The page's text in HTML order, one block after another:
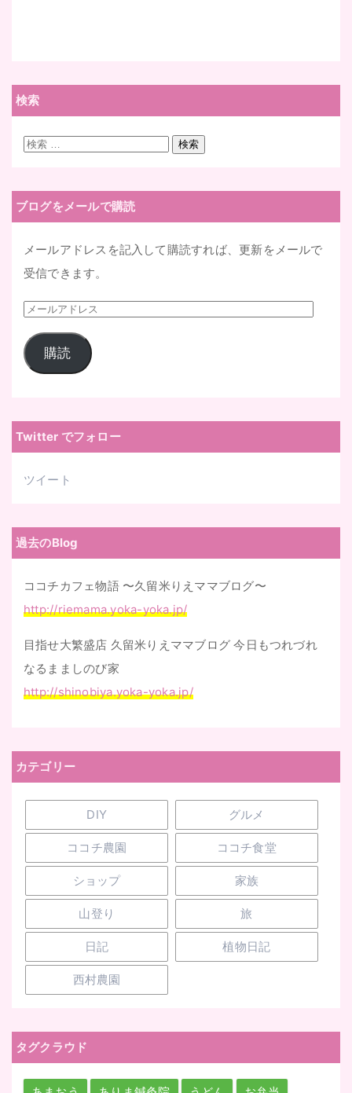
検索
検
検索
ブログをメールで購読
メールアドレスを記入して購読すれば、更新をメールで
受信できます。
メ
ル
レ
購読
Twitter でフォロー
ツイート
過去のBlog
ココチカフェ物語 〜久留米りえママブログ〜
http://riemama.yoka-yoka.jp/
目指せ大繁盛店 久留米りえママブログ 今日もつれづれ
なるまましのび家
http://shinobiya.yoka-yoka.jp/
カテゴリー
DIY グルメ
ココチ農園 ココチ食堂
ショップ 家族
山登り 旅
日記 植物日記
西村農園
タグクラウド